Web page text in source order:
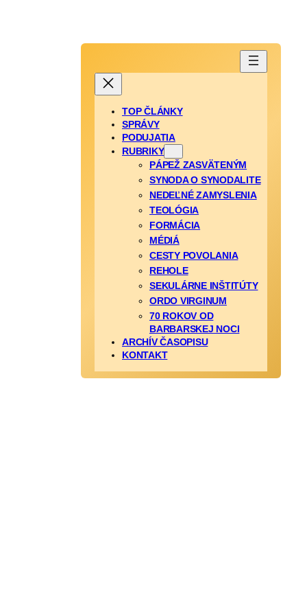
TOP ČLÁNKY
SPRÁVY
PODUJATIA
RUBRIKY
PÁPEŽ ZASVÄTENÝM
SYNODA O SYNODALITE
NEDEĽNÉ ZAMYSLENIA
TEOLÓGIA
FORMÁCIA
MÉDIÁ
CESTY POVOLANIA
REHOLE
SEKULÁRNE INŠTITÚTY
ORDO VIRGINUM
70 ROKOV OD
BARBARSKEJ NOCI
ARCHÍV ČASOPISU
KONTAKT